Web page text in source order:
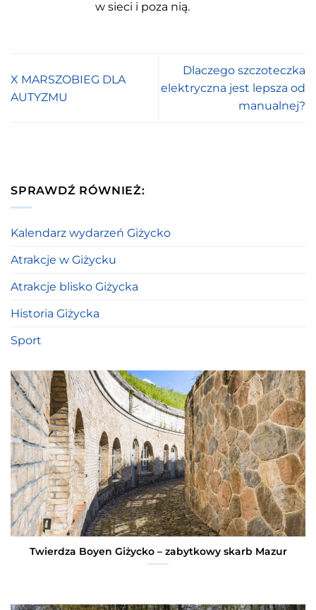
w sieci i poza nią.
X MARSZOBIEG DLA
AUTYZMU
Dlaczego szczoteczka
elektryczna jest lepsza od
manualnej?
SPRAWDŹ RÓWNIEŻ:
Kalendarz wydarzeń Giżycko
Atrakcje w Giżycku
Atrakcje blisko Giżycka
Historia Giżycka
Sport
Twierdza Boyen Giżycko – zabytkowy skarb Mazur